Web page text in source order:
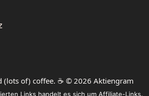
of) coffee. ☕️ © 2026 Aktiengram
Links handelt es sich um Affiliate-Links.